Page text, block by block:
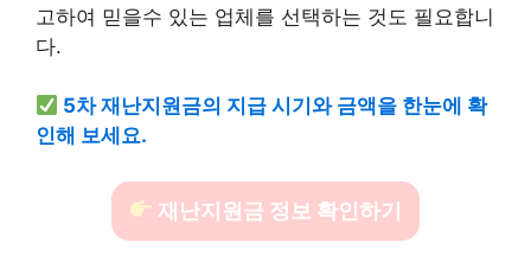
고하여 믿을수 있는 업체를 선택하는 것도 필요합니
다.
5차 재난지원금의 지급 시기와 금액을 한눈에 확
인해 보세요.
재난지원금 정보 확인하기